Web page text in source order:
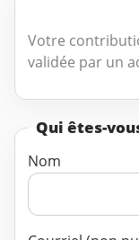
Votre
validée par un
Qui êtes-
Nom